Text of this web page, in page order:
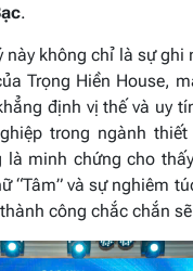
.
này không chỉ là sự ghi
Trọng Hiền House,
định vị thế và uy
trong ngành
là minh chứng cho
“Tâm” và sự nghiêm
công chắc chắn